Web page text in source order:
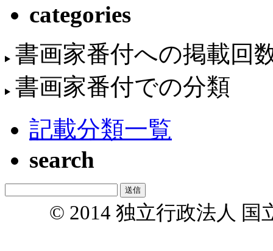
categories
書画家番付への掲載回
書画家番付での分類
記載分類一覧
search
© 2014 独立行政法人 国